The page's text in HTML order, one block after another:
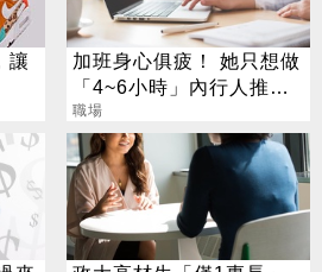
讓
加班身心俱疲！ 她只想做
「4~6小時」內行人推這
行：月收10萬
職場